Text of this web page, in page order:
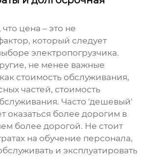
цена – это не
который следует
электропогрузчика.
не менее важные
стоимость обслуживания,
частей, стоимость
Часто 'дешевый'
оказаться более дорогим в
более дорогой. Не стоит
на обучение персонала,
и эксплуатировать